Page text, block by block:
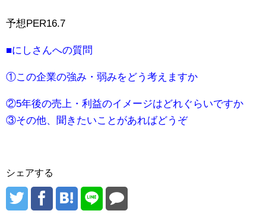
予想PER16.7
■にしさんへの質問
①この企業の強み・弱みをどう考えますか
②5年後の売上・利益のイメージはどれぐらいですか
③その他、聞きたいことがあればどうぞ
シェアする